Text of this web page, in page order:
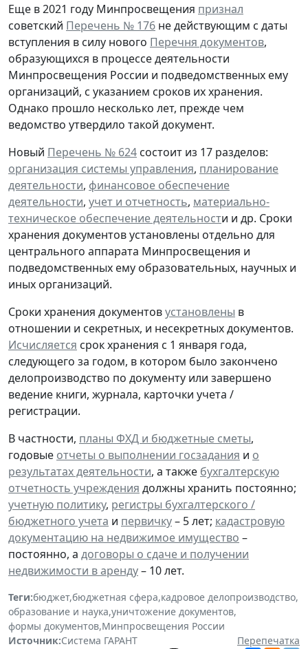
Еще в 2021 году Минпросвещения признал
советский Перечень № 176 не действующим с даты
вступления в силу нового Перечня документов,
образующихся в процессе деятельности
Минпросвещения России и подведомственных ему
организаций, с указанием сроков их хранения.
Однако прошло несколько лет, прежде чем
ведомство утвердило такой документ.
Новый Перечень № 624 состоит из 17 разделов:
организация системы управления, планирование
деятельности, финансовое обеспечение
деятельности, учет и отчетность, материально-
техническое обеспечение деятельности и др. Сроки
хранения документов установлены отдельно для
центрального аппарата Минпросвещения и
подведомственных ему образовательных, научных и
иных организаций.
Сроки хранения документовустановлены в
отношении и секретных, и несекретных документов.
Исчисляется срок хранения с 1 января года,
следующего за годом, в котором было закончено
делопроизводство по документу или завершено
ведение книги, журнала, карточки учета /
регистрации.
В частности, планы ФХД и бюджетные сметы,
годовые отчеты о выполнении госзадания и о
результатах деятельности, а также бухгалтерскую
отчетность учреждения должны хранить постоянно;
учетную политику, регистры бухгалтерского /
бюджетного учета и первичку– 5 лет; кадастровую
документацию на недвижимое имущество –
постоянно, а договоры о сдаче и получении
недвижимости в аренду– 10 лет.
Теги:бюджет,бюджетная сфера,кадровое делопроизводство,
образование и наука,уничтожение документов,
формы документов,Минпросвещения России
Источник:Система ГАРАНТ Перепечатка